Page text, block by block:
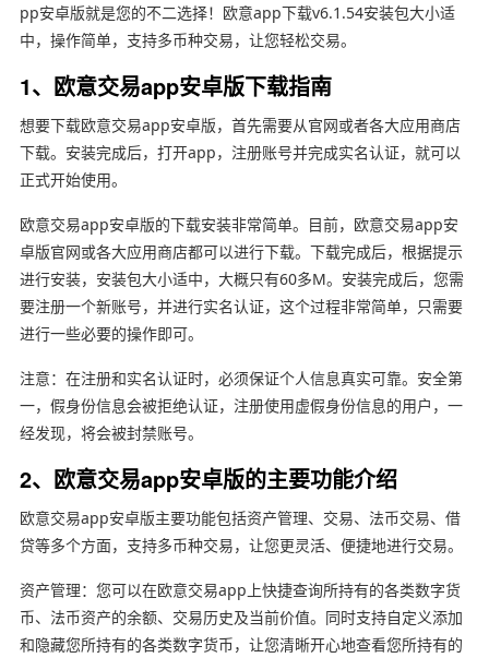
pp安卓版就是您的不二选择！欧意app下载v6.1.54安装包大小适
中，操作简单，支持多币种交易，让您轻松交易。
1、欧意交易app安卓版下载指南
想要下载欧意交易app安卓版，首先需要从官网或者各大应用商店
下载。安装完成后，打开app，注册账号并完成实名认证，就可以
正式开始使用。
欧意交易app安卓版的下载安装非常简单。目前，欧意交易app安
卓版官网或各大应用商店都可以进行下载。下载完成后，根据提示
进行安装，安装包大小适中，大概只有60多M。安装完成后，您需
要注册一个新账号，并进行实名认证，这个过程非常简单，只需要
进行一些必要的操作即可。
注意：在注册和实名认证时，必须保证个人信息真实可靠。安全第
一，假身份信息会被拒绝认证，注册使用虚假身份信息的用户，一
经发现，将会被封禁账号。
2、欧意交易app安卓版的主要功能介绍
欧意交易app安卓版主要功能包括资产管理、交易、法币交易、借
贷等多个方面，支持多币种交易，让您更灵活、便捷地进行交易。
资产管理：您可以在欧意交易app上快捷查询所持有的各类数字货
币、法币资产的余额、交易历史及当前价值。同时支持自定义添加
和隐藏您所持有的各类数字货币，让您清晰开心地查看您所持有的